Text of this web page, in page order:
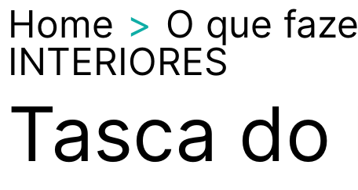
Home > O que
INTERIORES
Tasca do